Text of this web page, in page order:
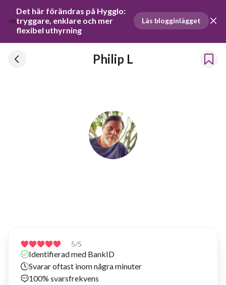
📣
Det här förändras på Hygglo:
tryggare, enklare och mer
flexibel uthyrning
Läs blogginlägget
Philip L
5/5
Identifierad med BankID
Svarar oftast inom några minuter
100% svarsfrekvens